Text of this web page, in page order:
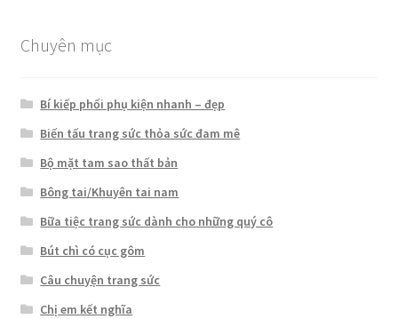
Chuyên mục
Bí kiếp phối phụ kiện nhanh – đẹp
Biến tấu trang sức thỏa sức đam mê
Bộ mặt tam sao thất bản
Bông tai/Khuyên tai nam
Bữa tiệc trang sức dành cho những quý cô
Bút chì có cục gôm
Câu chuyện trang sức
Chị em kết nghĩa